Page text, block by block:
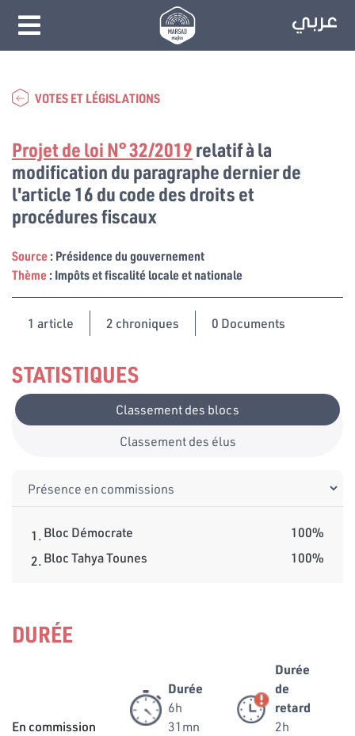
VOTES ET LÉGISLATIONS
STATISTIQUES
Classement des blocs
Classement des élus
1.Bloc Démocrate
100%
2.Bloc Tahya Tounes 100%
Projet de loi N° 32/2019relatif à la
modification du paragraphe dernier de
l'article 16 du code des droits et
procédures fiscaux
Source: Présidence du gouvernement
Thème: Impôts et fiscalité locale et nationale
1 article 2 chroniques 0 Documents
DURÉE
En commission
Durée
6h
31mn
Durée
de
retard
2h